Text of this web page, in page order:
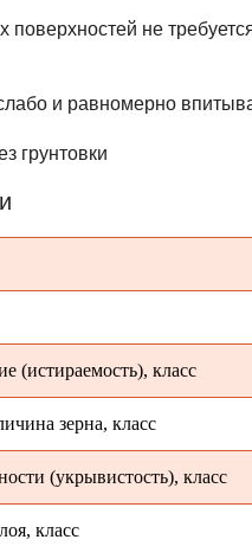
поверхностей не
и равномерно
грунтовки
(истираемость), класс
зерна, класс
(укрывистость), класс
класс